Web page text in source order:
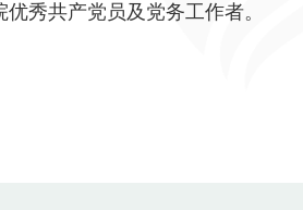
秀共产党员及党务工作者。